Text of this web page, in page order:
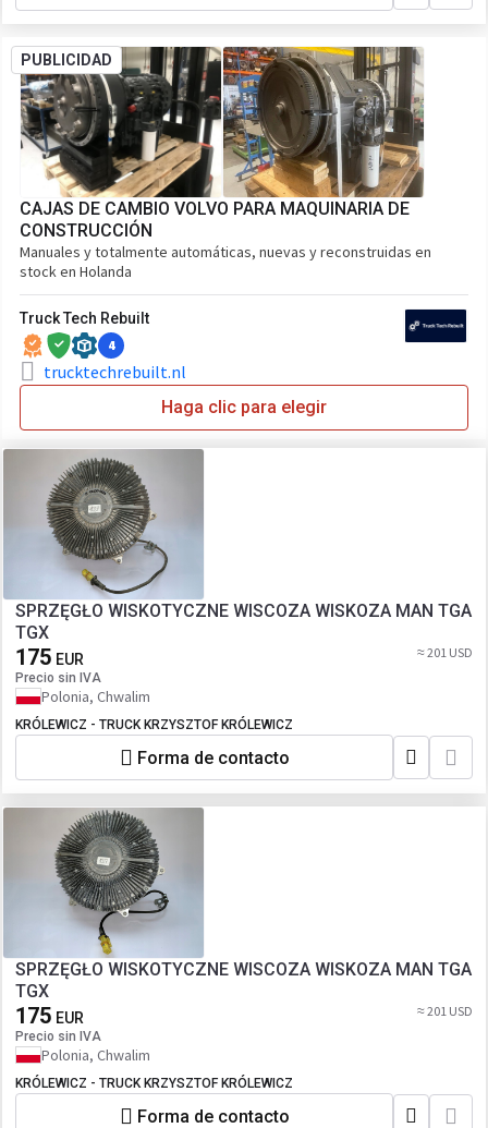
PUBLICIDAD
CAJAS DE CAMBIO VOLVO PARA MAQUINARIA DE
CONSTRUCCIÓN
Manuales y totalmente automáticas, nuevas y reconstruidas en
stock en Holanda
Truck Tech Rebuilt
4
trucktechrebuilt.nl
Haga clic para elegir
SPRZĘGŁO WISKOTYCZNE WISCOZA WISKOZA MAN TGA
TGX
175 EUR
Precio sin IVA
≈ 201 USD
Polonia, Chwalim
KRÓLEWICZ - TRUCK KRZYSZTOF KRÓLEWICZ
Forma de contacto
SPRZĘGŁO WISKOTYCZNE WISCOZA WISKOZA MAN TGA
TGX
175 EUR
Precio sin IVA
≈ 201 USD
Polonia, Chwalim
KRÓLEWICZ - TRUCK KRZYSZTOF KRÓLEWICZ
Forma de contacto